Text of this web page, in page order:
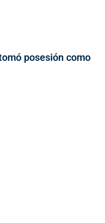
posesión como